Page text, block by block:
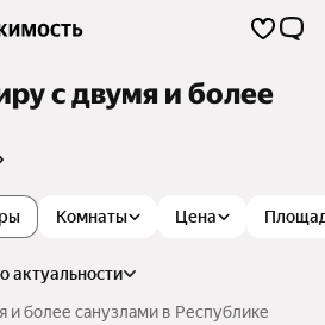
с двумя и более
Комнаты Цена
по актуальности
и более санузлами в Республике